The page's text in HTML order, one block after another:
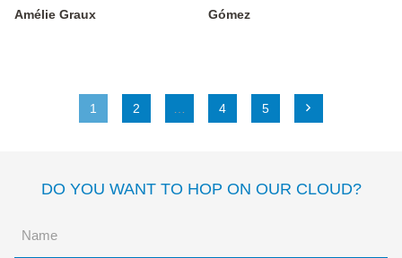
Amélie Graux Gómez
1 2 4 5
DO YOU WANT TO HOP ON OUR CLOUD?